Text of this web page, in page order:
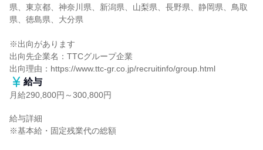
県、東京都、神奈川県、新潟県、山梨県、長野県、静岡県、鳥取
県、徳島県、大分県
※出向があります
出向先企業名：TTCグループ企業
出向理由：https://www.ttc-gr.co.jp/recruitinfo/group.html
給与
月給290,800円～300,800円
給与詳細
※基本給・固定残業代の総額